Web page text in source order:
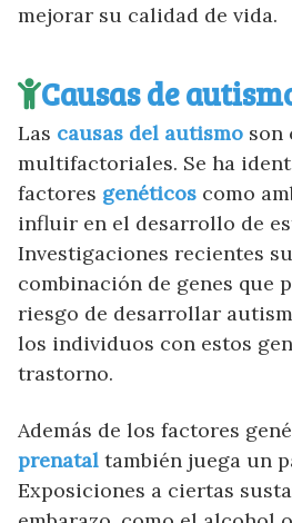
mejorar su calidad de vida.
Causas de
Las causas del autismo son
multifactoriales. Se ha
factores genéticos como
influir en el desarrollo de
Investigaciones recientes
combinación de genes que
riesgo de desarrollar
los individuos con estos
trastorno.
Además de los factores
prenatal también juega un
Exposiciones a ciertas